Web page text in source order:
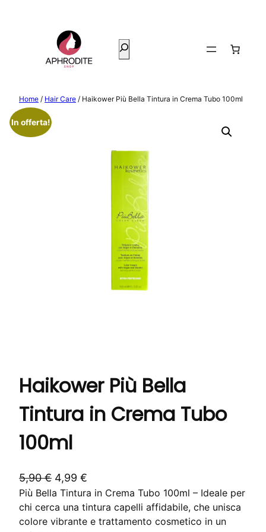
Cerca
Home / Hair Care / Haikower Più Bella Tintura in Crema Tubo 100ml
In offerta!
Haikower Più Bella
Tintura in Crema Tubo
100ml
5,90€ I
l
p
r
4,99 €
l
p
r
Più Bella Tintura in Crema Tubo 100ml – Ideale per
chi cerca una tintura capelli affidabile, che unisca
colore vibrante e trattamento cosmetico in un